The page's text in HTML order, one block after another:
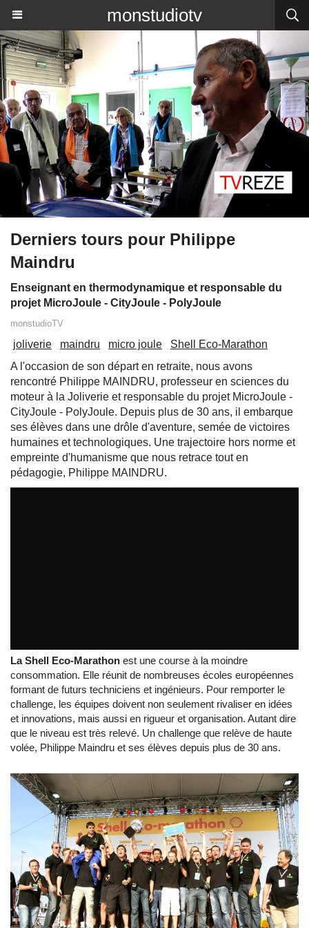
monstudiotv
Derniers tours pour Philippe
Maindru
Enseignant en thermodynamique et responsable du
projet MicroJoule - CityJoule - PolyJoule
monstudioTV
joliverie maindru micro joule
Shell Eco-Marathon
A l'occasion de son départ en retraite, nous avons
rencontré Philippe MAINDRU, professeur en sciences du
moteur à la Joliverie et responsable du projet MicroJoule -
CityJoule - PolyJoule. Depuis plus de 30 ans, il embarque
ses élèves dans une drôle d'aventure, semée de victoires
humaines et technologiques. Une trajectoire hors norme et
empreinte d'humanisme que nous retrace tout en
pédagogie, Philippe MAINDRU.
La Shell Eco-Marathon est une course à la moindre
consommation. Elle réunit de nombreuses écoles européennes
formant de futurs techniciens et ingénieurs. Pour remporter le
challenge, les équipes doivent non seulement rivaliser en idées
et innovations, mais aussi en rigueur et organisation. Autant dire
que le niveau est très relevé. Un challenge que relève de haute
volée, Philippe Maindru et ses élèves depuis plus de 30 ans.